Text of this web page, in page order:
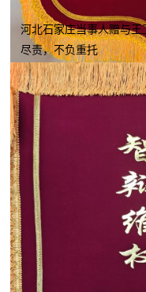
河北石家庄当事人赠与
尽责，不负重托